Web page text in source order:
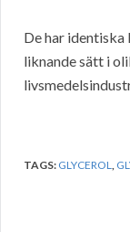
De har identiska
liknande sätt i
TAGS: GLYCEROL